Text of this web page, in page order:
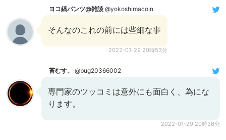
ヨコ縞パンツ@雑談 @yokoshimacoin
そんなのこれの前には些細な事
2022-01-29 20時53分
苔むす。 @bug20366002
専門家のツッコミは意外にも面白く、為にな
ります。
2022-01-29 20時36分